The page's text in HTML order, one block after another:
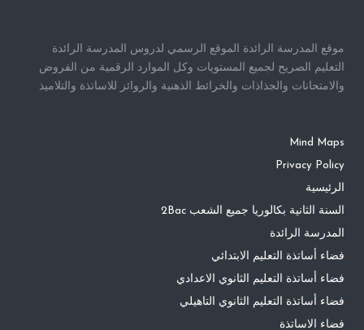
موقع المدرسة الرائدة الموقع الرسمي لدروس المدرسة الرائدة
التعليم الصريح لجميع المستويات وكل الموارد الرقمية من الفروض
والامتحانات والجذاذات والخرائط الذهنية والروائز للاساتذة والتلاميذ
Mind Maps
Privacy Policy
الرئيسية
السنة الثانية بكالوريا جميع الشعب 2Bac
المدرسة الرائدة
فضاء أساتذة التعليم الابتدائي
فضاء أساتذة التعليم الثانوي الاعدادي
فضاء أساتذة التعليم الثانوي التاهيلي
فضاء الاساتذة